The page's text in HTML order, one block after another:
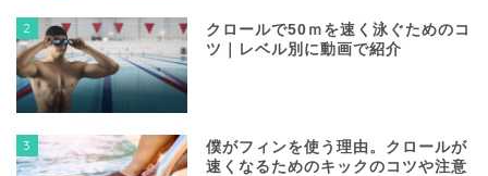
2
クロールで50ｍを速く泳ぐためのコ
ツ｜レベル別に動画で紹介
3
僕がフィンを使う理由。クロールが
速くなるためのキックのコツや注意